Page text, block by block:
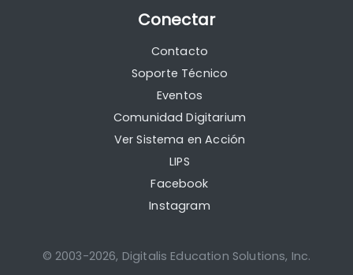
Conectar
Contacto
Soporte Técnico
Eventos
Comunidad Digitarium
Ver Sistema en Acción
LIPS
Facebook
Instagram
© 2003-2026, Digitalis Education Solutions, Inc.